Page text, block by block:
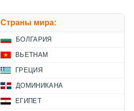
Страны мира:
БОЛГАРИЯ
ВЬЕТНАМ
ГРЕЦИЯ
ДОМИНИКАНА
ЕГИПЕТ